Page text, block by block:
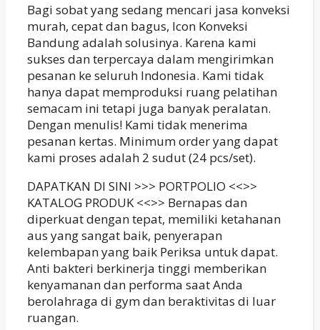
Bagi sobat yang sedang mencari jasa konveksi
murah, cepat dan bagus, Icon Konveksi
Bandung adalah solusinya. Karena kami
sukses dan terpercaya dalam mengirimkan
pesanan ke seluruh Indonesia. Kami tidak
hanya dapat memproduksi ruang pelatihan
semacam ini tetapi juga banyak peralatan.
Dengan menulis! Kami tidak menerima
pesanan kertas. Minimum order yang dapat
kami proses adalah 2 sudut (24 pcs/set).
DAPATKAN DI SINI >>> PORTPOLIO <<>>
KATALOG PRODUK <<>> Bernapas dan
diperkuat dengan tepat, memiliki ketahanan
aus yang sangat baik, penyerapan
kelembapan yang baik Periksa untuk dapat.
Anti bakteri berkinerja tinggi memberikan
kenyamanan dan performa saat Anda
berolahraga di gym dan beraktivitas di luar
ruangan.